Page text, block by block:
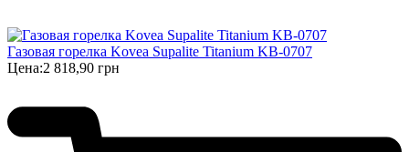
Газовая горелка Kovea Supalite Titanium KB-0707
Цена:2 818,90 грн